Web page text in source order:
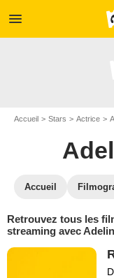
menu
Accueil Stars Actrice
Accueil
Retrouvez tous les
streaming avec